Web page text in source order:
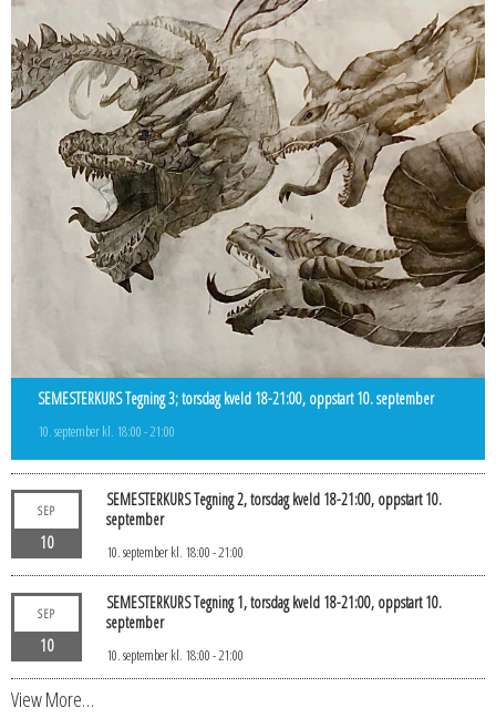
SEMESTERKURS Tegning 3; torsdag kveld 18-21:00, oppstart 10. september
10. september kl. 18:00-21:00
SEP
10
SEMESTERKURS Tegning 2, torsdag kveld 18-21:00, oppstart 10.
september
10. september kl. 18:00-21:00
SEP
10
SEMESTERKURS Tegning 1, torsdag kveld 18-21:00, oppstart 10.
september
10. september kl. 18:00-21:00
View More…